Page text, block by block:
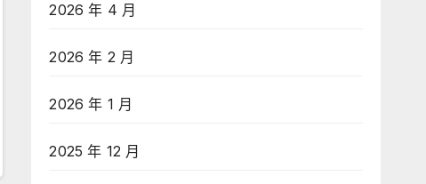
2026 年 4 月
2026 年 2 月
2026 年 1 月
2025 年 12 月